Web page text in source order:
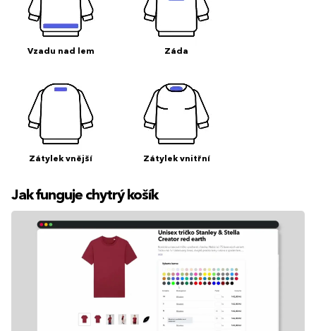
Vzadu nad lem Záda
Zátylek vnější Zátylek vnitřní
Jak funguje chytrý košík